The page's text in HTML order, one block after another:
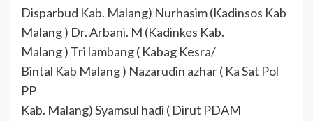
Disparbud Kab. Malang) Nurhasim (Kadinsos Kab
Malang ) Dr. Arbani. M (Kadinkes Kab.
Malang ) Tri lambang ( Kabag Kesra/
Bintal Kab Malang ) Nazarudin azhar ( Ka Sat Pol
PP
Kab. Malang) Syamsul hadi ( Dirut PDAM